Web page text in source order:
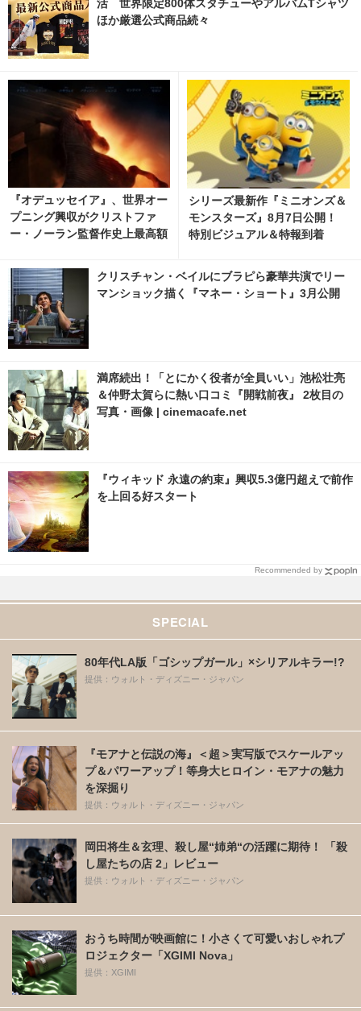
活 世界限定800体スタチューやアルバムTシャツ
ほか厳選公式商品続々
『オデュッセイア』、世界オー
プニング興収がクリストファ
ー・ノーラン監督作史上最高額
シリーズ最新作『ミニオンズ＆
モンスターズ』8月7日公開！
特別ビジュアル＆特報到着
クリスチャン・ベイルにブラピら豪華共演でリー
マンショック描く『マネー・ショート』3月公開
満席続出！「とにかく役者が全員いい」池松壮亮
＆仲野太賀らに熱い口コミ『開戦前夜』 2枚目の
写真・画像 | cinemacafe.net
『ウィキッド 永遠の約束』興収5.3億円超えで前作
を上回る好スタート
Recommended by
SPECIAL
80年代LA版「ゴシップガール」×シリアルキラー!?
提供：ウォルト・ディズニー・ジャパン
『モアナと伝説の海』＜超＞実写版でスケールアッ
プ＆パワーアップ！等身大ヒロイン・モアナの魅力
を深掘り
提供：ウォルト・ディズニー・ジャパン
岡田将生＆玄理、殺し屋“姉弟“の活躍に期待！ 「殺
し屋たちの店 2」レビュー
提供：ウォルト・ディズニー・ジャパン
おうち時間が映画館に！小さくて可愛いおしゃれプ
ロジェクター「XGIMI Nova」
提供：XGIMI